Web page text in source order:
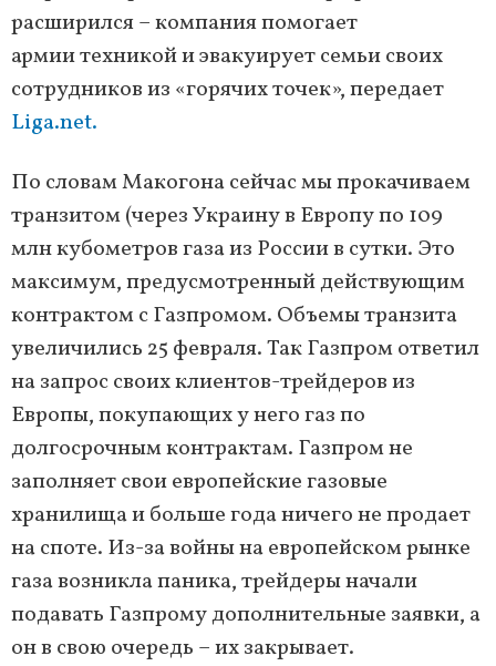
расширился – компания помогает
армии техникой и эвакуирует семьи своих
сотрудников из «горячих точек», передает
Liga.net.
По словам Макогона сейчас мы прокачиваем
транзитом (через Украину в Европу по 109
млн кубометров газа из России в сутки. Это
максимум, предусмотренный действующим
контрактом с Газпромом. Объемы транзита
увеличились 25 февраля. Так Газпром ответил
на запрос своих клиентов-трейдеров из
Европы, покупающих у него газ по
долгосрочным контрактам. Газпром не
заполняет свои европейские газовые
хранилища и больше года ничего не продает
на споте. Из-за войны на европейском рынке
газа возникла паника, трейдеры начали
подавать Газпрому дополнительные заявки, а
он в свою очередь – их закрывает.